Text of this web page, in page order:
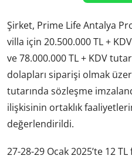
Şirket, Prime Life Antalya
villa için 20.500.000 TL +
ve 78.000.000 TL + KDV
dolapları siparişi olmak
tutarında sözleşme
ilişkisinin ortaklık
değerlendirildi.
27-28-29 Ocak 2025’te 12